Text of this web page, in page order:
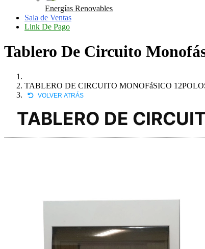
Energías Renovables
Sala de Ventas
Link De Pago
Tablero De Circuito
TABLERO DE CIRCUITO MONOFáSICO
VOLVER ATRÁS
TABLERO DE